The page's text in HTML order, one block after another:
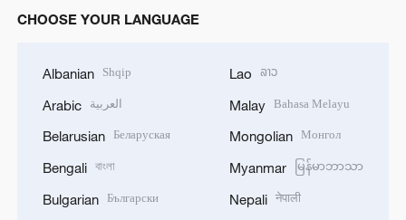
CHOOSE YOUR LANGUAGE
Albanian Shqip
Arabic العربية
Belarusian Беларуская
Bengali বাংলা
Bulgarian Български
Lao ລາວ
Malay Bahasa Melayu
Mongolian Монгол
Myanmar မြန်မာဘာသာ
Nepali नेपाली